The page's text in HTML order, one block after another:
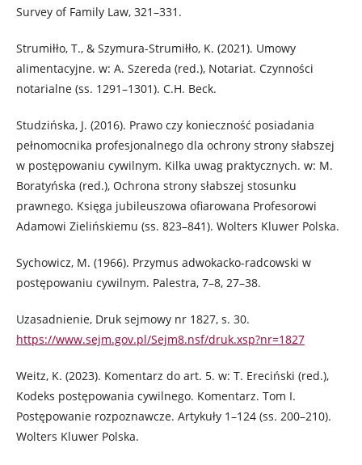
Survey of Family Law, 321–331.
Strumiłło, T., & Szymura-Strumiłło, K. (2021). Umowy
alimentacyjne. w: A. Szereda (red.), Notariat. Czynności
notarialne (ss. 1291–1301). C.H. Beck.
Studzińska, J. (2016). Prawo czy konieczność posiadania
pełnomocnika profesjonalnego dla ochrony strony słabszej
w postępowaniu cywilnym. Kilka uwag praktycznych. w: M.
Boratyńska (red.), Ochrona strony słabszej stosunku
prawnego. Księga jubileuszowa ofiarowana Profesorowi
Adamowi Zielińskiemu (ss. 823–841). Wolters Kluwer Polska.
Sychowicz, M. (1966). Przymus adwokacko-radcowski w
postępowaniu cywilnym. Palestra, 7–8, 27–38.
Uzasadnienie, Druk sejmowy nr 1827, s. 30.
https://www.sejm.gov.pl/Sejm8.nsf/druk.xsp?nr=1827
Weitz, K. (2023). Komentarz do art. 5. w: T. Ereciński (red.),
Kodeks postępowania cywilnego. Komentarz. Tom I.
Postępowanie rozpoznawcze. Artykuły 1–124 (ss. 200–210).
Wolters Kluwer Polska.